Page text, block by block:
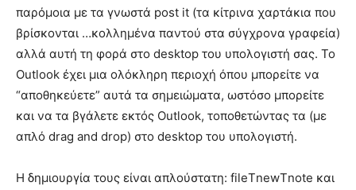
παρόμοια με τα γνωστά post it (τα κίτρινα χαρτάκια που
βρίσκονται …κολλημένα παντού στα σύγχρονα γραφεία)
αλλά αυτή τη φορά στο desktop του υπολογιστή σας. Το
Outlook έχει μια ολόκληρη περιοχή όπου μπορείτε να
“αποθηκεύετε” αυτά τα σημειώματα, ωστόσο μπορείτε
και να τα βγάλετε εκτός Outlook, τοποθετώντας τα (με
απλό drag and drop) στο desktop του υπολογιστή.
Η δημιουργία τους είναι απλούστατη: fileΤnewΤnote και